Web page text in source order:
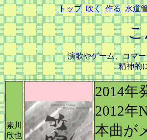
トップ 吹く 作る 水道
演歌やゲーム、コマ
精神的
素川
欣也
2014年
2012年
本曲が